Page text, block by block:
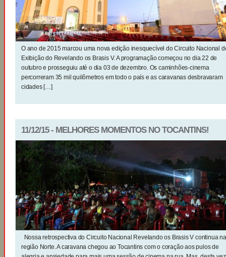
O ano de 2015 marcou uma nova edição inesquecível do Circuito Nacional
Exibição do Revelando os Brasis V. A programação começou no dia 22 de
outubro e prosseguiu até o dia 03 de dezembro. Os caminhões-cinema
percorreram 35 mil quilômetros em todo o país e as caravanas desbravaram
cidades […]
11/12/15 - MELHORES MOMENTOS NO TOCANTINS!
Nossa retrospectiva do Circuito Nacional Revelando os Brasis V continua na
região Norte. A caravana chegou ao Tocantins com o coração aos pulos de